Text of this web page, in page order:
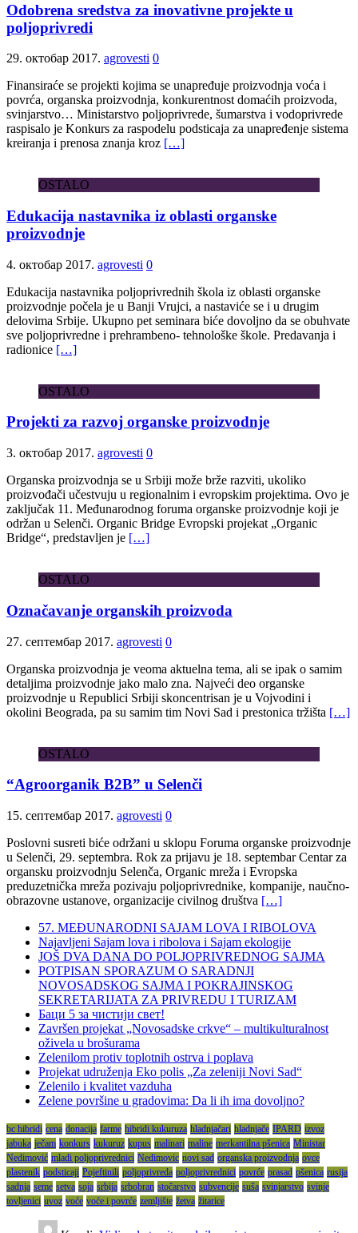
Odobrena sredstva za inovativne projekte u
poljoprivredi
29. октобар 2017. agrovesti 0
Finansiraće se projekti kojima se unapređuje proizvodnja voća i
povrća, organska proizvodnja, konkurentnost domaćih proizvoda,
svinjarstvo… Ministarstvo poljoprivrede, šumarstva i vodoprivrede
raspisalo je Konkurs za raspodelu podsticaja za unapređenje sistema
kreiranja i prenosa znanja kroz […]
OSTALO
Edukacija nastavnika iz oblasti organske
proizvodnje
4. октобар 2017. agrovesti 0
Edukacija nastavnika poljoprivrednih škola iz oblasti organske
proizvodnje počela je u Banji Vrujci, a nastaviće se i u drugim
delovima Srbije. Ukupno pet seminara biće dovoljno da se obuhvate
sve poljoprivredne i prehrambeno- tehnološke škole. Predavanja i
radionice […]
OSTALO
Projekti za razvoj organske proizvodnje
3. октобар 2017. agrovesti 0
Organska proizvodnja se u Srbiji može brže razviti, ukoliko
proizvođači učestvuju u regionalnim i evropskim projektima. Ovo je
zaključak 11. Međunarodnog foruma organske proizvodnje koji je
održan u Selenči. Organic Bridge Evropski projekat „Organic
Bridge“, predstavljen je […]
OSTALO
Označavanje organskih proizvoda
27. септембар 2017. agrovesti 0
Organska proizvodnja je veoma aktuelna tema, ali se ipak o samim
detaljima proizvodnje jako malo zna. Najveći deo organske
proizvodnje u Republici Srbiji skoncentrisan je u Vojvodini i
okolini Beograda, pa su samim tim Novi Sad i prestonica tržišta […]
OSTALO
“Agroorganik B2B” u Selenči
15. септембар 2017. agrovesti 0
Poslovni susreti biće održani u sklopu Foruma organske proizvodnje
u Selenči, 29. septembra. Rok za prijavu je 18. septembar Centar za
organsku proizvodnju Selenča, Organic mreža i Evropska
preduzetnička mreža pozivaju poljoprivrednike, kompanije, naučno-
obrazovne ustanove, organizacije civilnog društva […]
57. MEĐUNARODNI SAJAM LOVA I RIBOLOVA
Najavljeni Sajam lova i ribolova i Sajam ekologije
JOŠ DVA DANA DO POLJOPRIVREDNOG SAJMA
POTPISAN SPORAZUM O SARADNJI
NOVOSADSKOG SAJMA I POKRAJINSKOG
SEKRETARIJATA ZA PRIVREDU I TURIZAM
Баци 5 за чистији свет!
Završen projekat „Novosadske crkve“ – multikulturalnost
oživela u brošurama
Zelenilom protiv toplotnih ostrva i poplava
Projekat udruženja Eko polis „Za zeleniji Novi Sad“
Zelenilo i kvalitet vazduha
Zelene površine u gradovima: Da li ih ima dovoljno?
bc hibridi cena donacija farme hibridi kukuruza hladnjačari hladnjače IPARD izvoz
jabuka ječam konkurs kukuruz kupus malinari maline merkantilna pšenica Ministar
Nedimović mladi poljoprivrednici Nedimovic novi sad organska proizvodnja ovce
plastenik podsticaji Pojeftinili poljoprivreda poljoprivrednici povrće prasad pšenica rusija
sadnja seme setva soja srbija srbobran stočarstvo subvencije suša svinjarstvo svinje
tovljenici uvoz voće voće i povrće zemljište žetva žitarice